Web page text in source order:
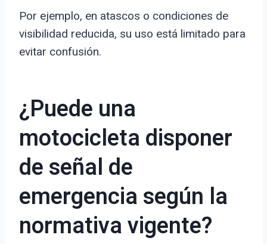
Por ejemplo, en atascos o condiciones de
visibilidad reducida, su uso está limitado para
evitar confusión.
¿Puede una
motocicleta disponer
de señal de
emergencia según la
normativa vigente?